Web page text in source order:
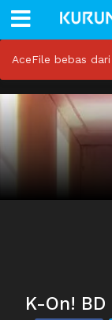
AceFile bebas
K-On!